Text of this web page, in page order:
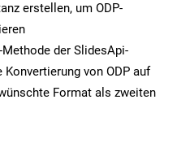
erstellen, um ODP-
-Methode der SlidesApi-
von ODP auf
Format als zweiten